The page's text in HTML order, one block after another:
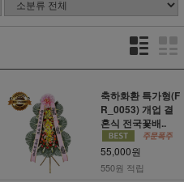
축하화환 특가형(F
R_0053) 개업 결
혼식 전국꽃배..
55,000원
550원 적립